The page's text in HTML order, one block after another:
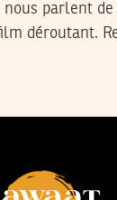
nous parlent
déroutant.